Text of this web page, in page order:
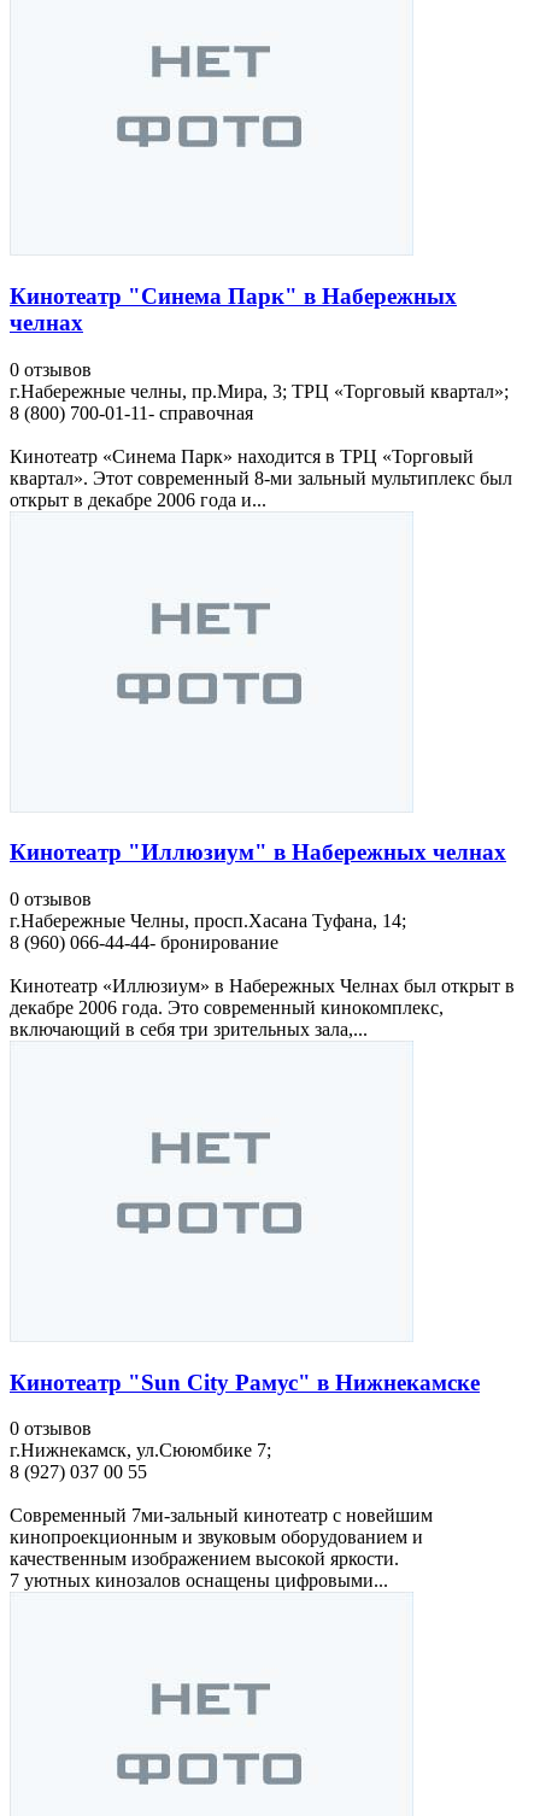
Кинотеатр "Синема Парк" в Набережных
челнах
0 отзывов
г.Набережные челны, пр.Мира, 3; ТРЦ «Торговый квартал»;
8 (800) 700-01-11- справочная
Кинотеатр «Синема Парк» находится в ТРЦ «Торговый
квартал». Этот современный 8-ми зальный мультиплекс был
открыт в декабре 2006 года и...
Кинотеатр "Иллюзиум" в Набережных челнах
0 отзывов
г.Набережные Челны, просп.Хасана Туфана, 14;
8 (960) 066-44-44- бронирование
Кинотеатр «Иллюзиум» в Набережных Челнах был открыт в
декабре 2006 года. Это современный кинокомплекс,
включающий в себя три зрительных зала,...
Кинотеатр "Sun City Рамус" в Нижнекамске
0 отзывов
г.Нижнекамск, ул.Сююмбике 7;
8 (927) 037 00 55
Современный 7ми-зальный кинотеатр с новейшим
кинопроекционным и звуковым оборудованием и
качественным изображением высокой яркости.
7 уютных кинозалов оснащены цифровыми...